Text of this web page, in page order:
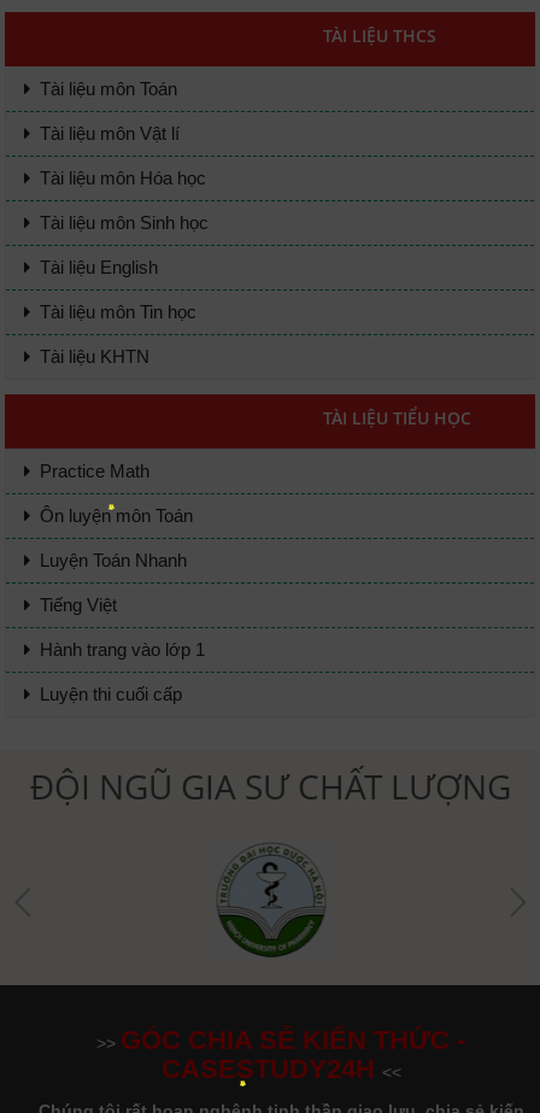
TÀI LIỆU THCS
Tài liệu môn Toán
Tài liệu môn Vật lí
Tài liệu môn Hóa học
Tài liệu môn Sinh học
Tài liệu English
Tài liệu môn Tin học
Tài liệu KHTN
TÀI LIỆU TIỂU HỌC
Practice Math
Ôn luyện môn Toán
Luyện Toán Nhanh
Tiếng Việt
Hành trang vào lớp 1
Luyện thi cuối cấp
ĐỘI NGŨ GIA SƯ CHẤT LƯỢNG
>> GÓC CHIA SẺ KIẾN THỨC -
CASESTUDY24H <<